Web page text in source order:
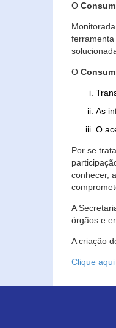
O
O
As
O
Por se
conhecer,
A
órgãos e
A criação
Clique aqui